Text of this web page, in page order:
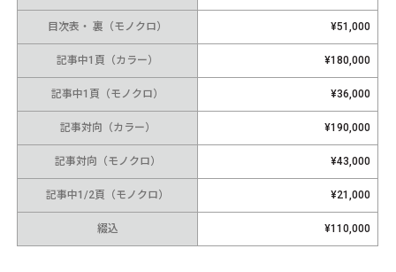
目次表・ 裏（モノクロ） ¥51,000
記事中1頁（カラー） ¥180,000
記事中1頁（モノクロ） ¥36,000
記事対向（カラー） ¥190,000
記事対向（モノクロ） ¥43,000
記事中1/2頁（モノクロ） ¥21,000
綴込 ¥110,000